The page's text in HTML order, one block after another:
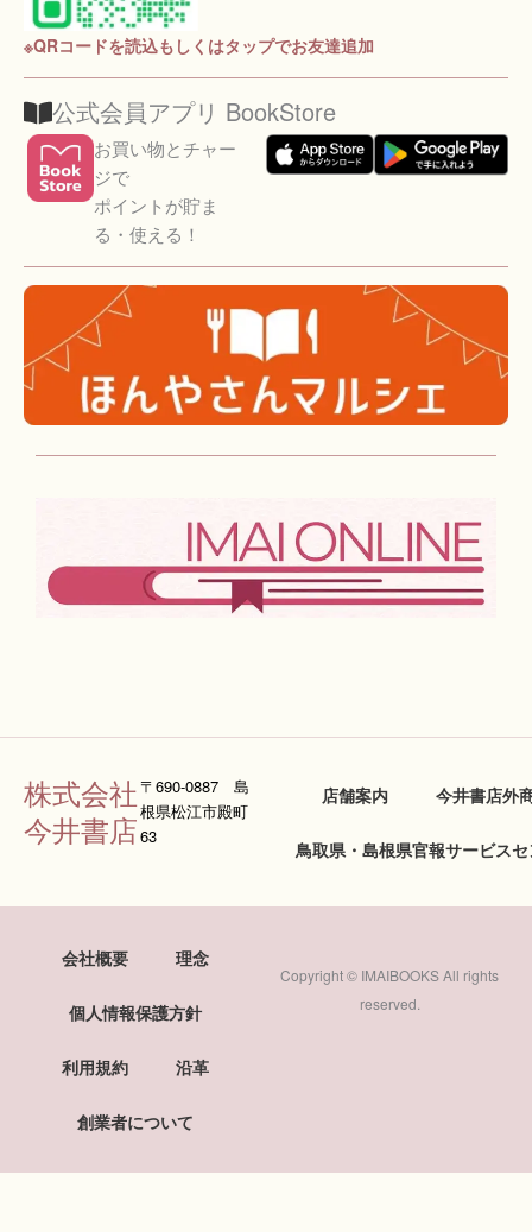
※QRコードを読込もしくはタップでお友達追加
公式会員アプリ BookStore
お買い物とチャー
ジで
ポイントが貯ま
る・使える！
株式会社
今井書店
〒690-0887 島
根県松江市殿町
63
店舗案内 今井書店外
鳥取県・島根県官報サービス
Copyright © IMAIBOOKS All rights
reserved.
会社概要 理念
個人情報保護方針
利用規約 沿革
創業者について